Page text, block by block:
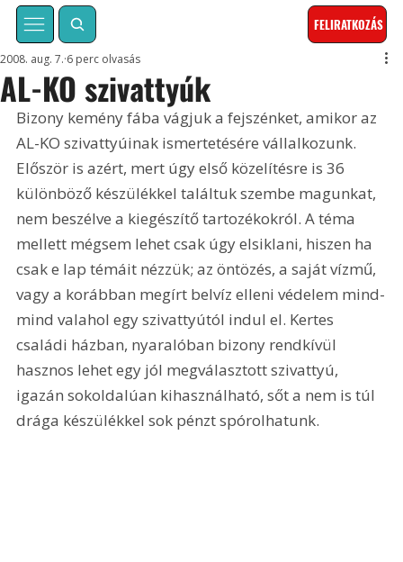
FELIRATKOZÁS
AL-KO szivattyúk
2008. aug. 7. 6 perc olvasás
Bizony kemény fába vágjuk a fejszénket, amikor az
AL-KO szivattyúinak ismertetésére vállalkozunk.
Először is azért, mert úgy első közelítésre is 36
különböző készülékkel találtuk szembe magunkat,
nem beszélve a kiegészítő tartozékokról. A téma
mellett mégsem lehet csak úgy elsiklani, hiszen ha
csak e lap témáit nézzük; az öntözés, a saját vízmű,
vagy a korábban megírt belvíz elleni védelem mind-
mind valahol egy szivattyútól indul el. Kertes
családi házban, nyaralóban bizony rendkívül
hasznos lehet egy jól megválasztott szivattyú,
igazán sokoldalúan kihasználható, sőt a nem is túl
drága készülékkel sok pénzt spórolhatunk.